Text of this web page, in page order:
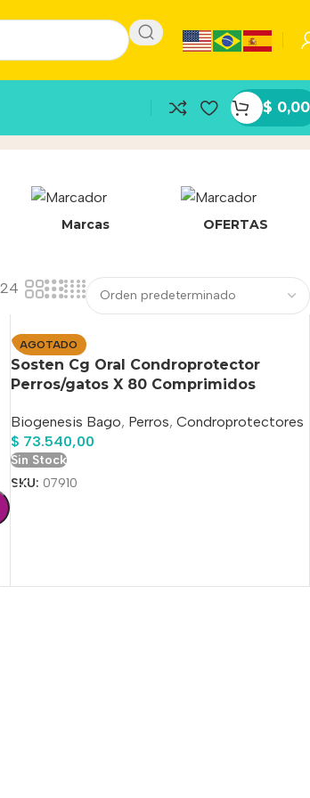
$ 0,00
Marcas OFERTAS
24
AGOTADO
Sosten Cg Oral Condroprotector
Perros/gatos X 80 Comprimidos
Biogenesis Bago, Perros, Condroprotectores
$ 73.540,00
Sin Stock
SKU: 07910